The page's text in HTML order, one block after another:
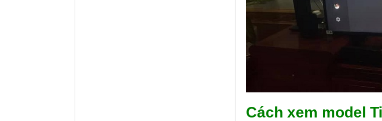
Cách xem model